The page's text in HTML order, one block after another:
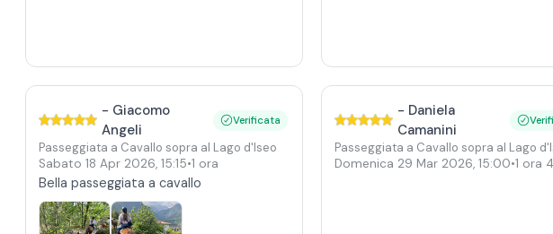
- Giacomo
Angeli
Verificata
Passeggiata a Cavallo sopra al Lago d'Iseo
Sabato 18 Apr 2026, 15:15•1 ora
Bella passeggiata a cavallo
- Daniela
Camanini
Passeggiata a Cavallo sopra al Lago
Domenica 29 Mar 2026, 15:00•1 ora